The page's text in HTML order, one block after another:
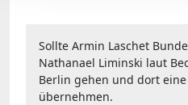
Sollte Armin Laschet
Nathanael Liminski laut
Berlin gehen und dort
übernehmen.